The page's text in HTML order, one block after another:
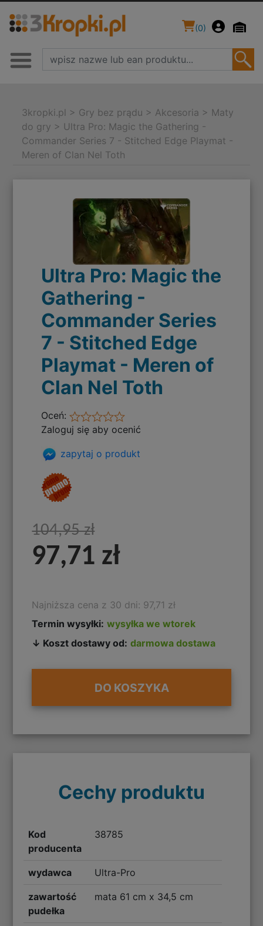
(0)
3kropki.pl > Gry bez prądu > Akcesoria > Maty
do gry > Ultra Pro: Magic the Gathering -
Commander Series 7 - Stitched Edge Playmat -
Meren of Clan Nel Toth
Ultra Pro: Magic the
Gathering -
Commander Series
7 - Stitched Edge
Playmat - Meren of
Clan Nel Toth
Oceń:
Zaloguj się aby ocenić
zapytaj o produkt
104,95 zł
97,71 zł
Najniższa cena z 30 dni: 97,71 zł
Termin wysyłki: wysyłka we wtorek
↓ Koszt dostawy od: darmowa dostawa
DO KOSZYKA
Cechy produktu
Kod
producenta
38785
wydawca Ultra-Pro
zawartość
pudełka
mata 61 cm x 34,5 cm